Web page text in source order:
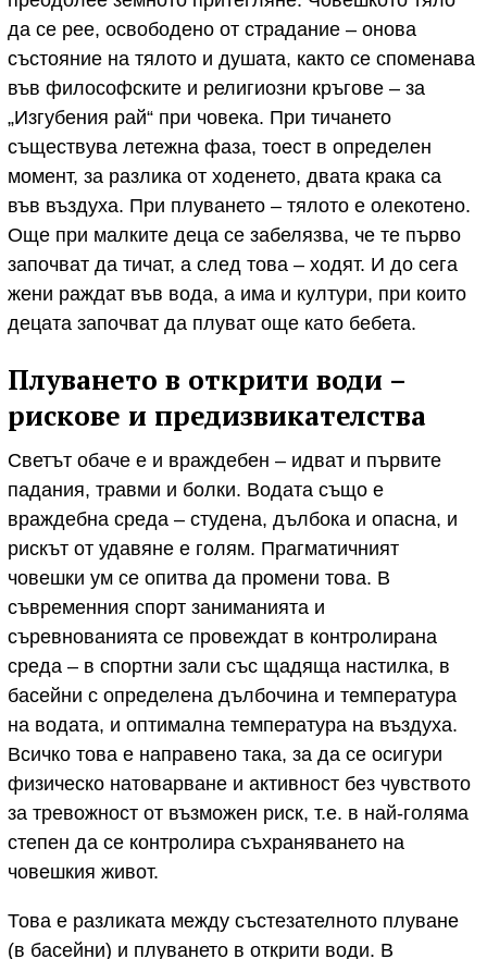
да се рее, освободено от страдание – онова
състояние на тялото и душата, както се споменава
във философските и религиозни кръгове – за
„Изгубения рай“ при човека. При тичането
съществува летежна фаза, тоест в определен
момент, за разлика от ходенето, двата крака са
във въздуха. При плуването – тялото е олекотено.
Още при малките деца се забелязва, че те първо
започват да тичат, а след това – ходят. И до сега
жени раждат във вода, а има и култури, при които
децата започват да плуват още като бебета.
Плуването в открити води –
рискове и предизвикателства
Светът обаче е и враждебен – идват и първите
падания, травми и болки. Водата също е
враждебна среда – студена, дълбока и опасна, и
рискът от удавяне е голям. Прагматичният
човешки ум се опитва да промени това. В
съвременния спорт заниманията и
съревнованията се провеждат в контролирана
среда – в спортни зали със щадяща настилка, в
басейни с определена дълбочина и температура
на водата, и оптимална температура на въздуха.
Всичко това е направено така, за да се осигури
физическо натоварване и активност без чувството
за тревожност от възможен риск, т.е. в най-голяма
степен да се контролира съхраняването на
човешкия живот.
Това е разликата между състезателното плуване
(в басейни) и плуването в открити води. В